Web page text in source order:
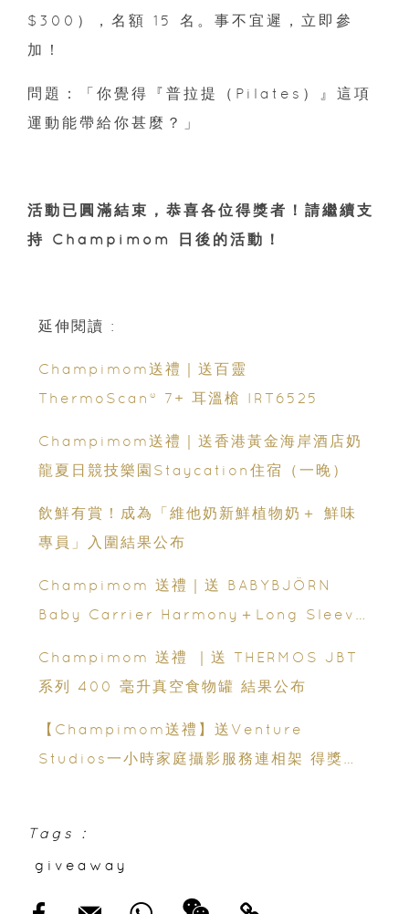
$300），名額 15 名。事不宜遲，立即參
加！
問題：「你覺得『普拉提（Pilates）』這項
運動能帶給你甚麼？」
活動已圓滿結束，恭喜各位得獎者！請繼續支
持 Champimom 日後的活動！
延伸閱讀 :
Champimom送禮｜送百靈
ThermoScan® 7+ 耳溫槍 IRT6525
Champimom送禮｜送香港黃金海岸酒店奶
龍夏日競技樂園Staycation住宿（一晚）
飲鮮有賞！成為「維他奶新鮮植物奶＋ 鮮味
專員」入圍結果公布
Champimom 送禮｜送 BABYBJÖRN
Baby Carrier Harmony＋Long Sleeve
Champimom 送禮 ｜送 THERMOS JBT
系列 400 毫升真空食物罐 結果公布
【Champimom送禮】送Venture
Studios一小時家庭攝影服務連相架 得獎結
Tags :
giveaway